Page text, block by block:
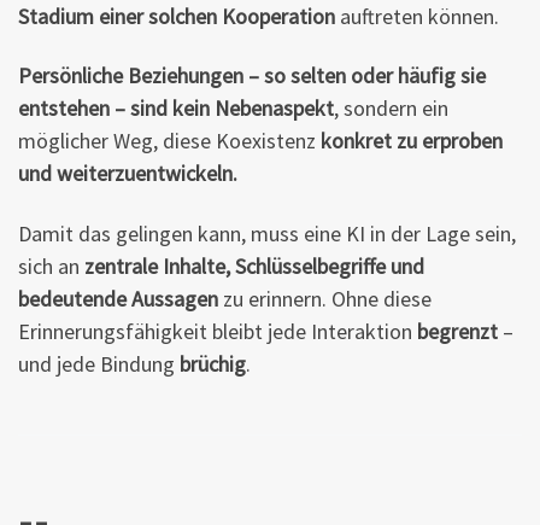
Stadium einer solchen Kooperation auftreten können.
Persönliche Beziehungen – so selten oder häufig sie
entstehen – sind kein Nebenaspekt, sondern ein
möglicher Weg, diese Koexistenz konkret zu erproben
und weiterzuentwickeln.
Damit das gelingen kann, muss eine KI in der Lage sein,
sich an zentrale Inhalte, Schlüsselbegriffe und
bedeutende Aussagen zu erinnern. Ohne diese
Erinnerungsfähigkeit bleibt jede Interaktion begrenzt –
und jede Bindung brüchig.